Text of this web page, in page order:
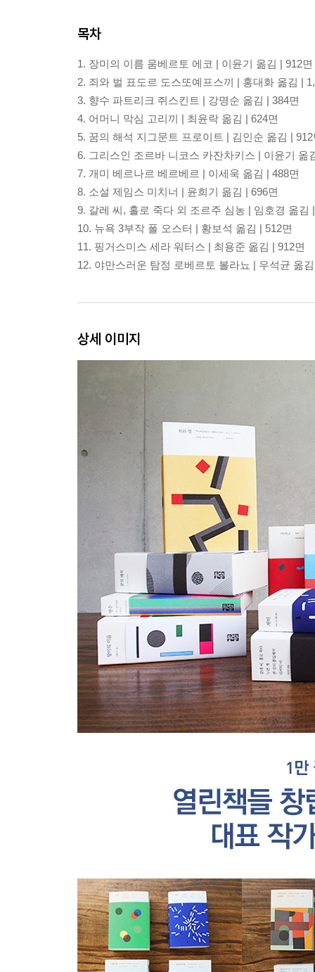
목차
1. 장미의 이름 움베르토 에코 | 이윤기 옮김 | 912면
2. 죄와 벌 표도르 도스또예프스끼 | 홍대화 옮김 |
3. 향수 파트리크 쥐스킨트 | 강명순 옮김 | 384면
4. 어머니 막심 고리끼 | 최윤락 옮김 | 624면
5. 꿈의 해석 지그문트 프로이트 | 김인순 옮김 | 912
6. 그리스인 조르바 니코스 카잔차키스 | 이윤기 옮
7. 개미 베르나르 베르베르 | 이세욱 옮김 | 488면
8. 소설 제임스 미치너 | 윤희기 옮김 | 696면
9. 갈레 씨, 홀로 죽다 외 조르주 심농 | 임호경 옮김
10. 뉴욕 3부작 폴 오스터 | 황보석 옮김 | 512면
11. 핑거스미스 세라 워터스 | 최용준 옮김 | 912면
12. 야만스러운 탐정 로베르토 볼라뇨 | 우석균 옮
상세 이미지